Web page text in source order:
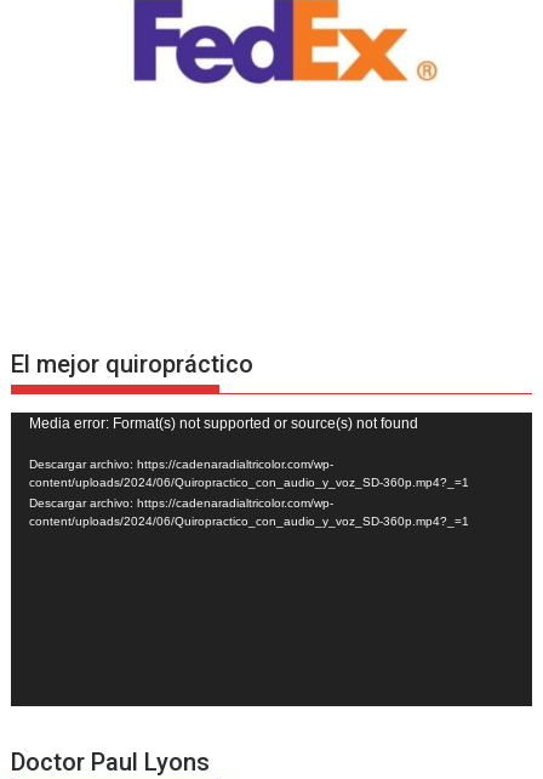
El mejor quiropráctico
Reproductor
de
vídeo
Media error: Format(s) not supported or source(s) not found
Descargar archivo: https://cadenaradialtricolor.com/wp-
content/uploads/2024/06/Quiropractico_con_audio_y_voz_SD-360p.mp4?_=1
Descargar archivo: https://cadenaradialtricolor.com/wp-
content/uploads/2024/06/Quiropractico_con_audio_y_voz_SD-360p.mp4?_=1
Doctor Paul Lyons